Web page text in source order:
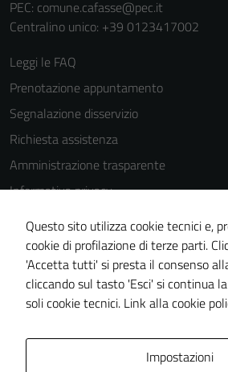
PEC: comune.cafasse@pec.it
Centralino unico: +39 0123417002
Leggi le FAQ
Prenotazione appuntamento
Segnalazione disservizio
Richiesta assistenza
Amministrazione trasparente
Informativa privacy
Cookie Policy
Note legali
Dichiarazione di accessibilità
Piano di miglioramento del sito
Questo sito utilizza cookie tecnici e,
cookie di profilazione di terze parti.
'Accetta tutti' si presta il consenso
cliccando sul tasto 'Esci' si continua
soli cookie tecnici. Link alla cookie
Impostazioni